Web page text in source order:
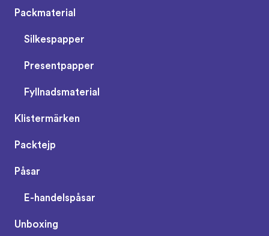
Packmaterial
Silkespapper
Presentpapper
Fyllnadsmaterial
Klistermärken
Packtejp
Påsar
E-handelspåsar
Unboxing